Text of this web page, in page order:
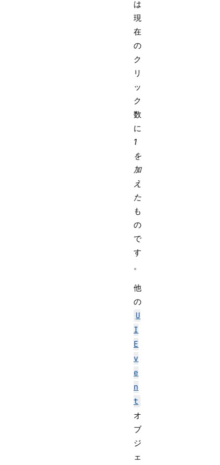
は
現
在
の
ク
リ
ッ
ク
数
に
1
を
加
え
た
も
の
で
す
。
他
の
U
I
E
v
e
n
t
オ
ブ
ジ
ェ